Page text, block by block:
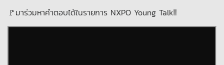
🚩มาร่วมหาคำตอบได้ในรายการ NXPO Young Talk‼️